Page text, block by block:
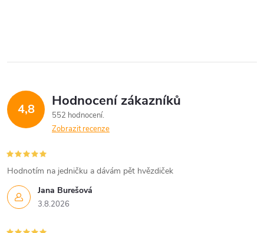
4,8 Hodnocení zákazníků
552 hodnocení
Zobrazit recenze
Jana Burešová
3.8.2026
Hodnotím na jedničku a dávám pět hvězdiček